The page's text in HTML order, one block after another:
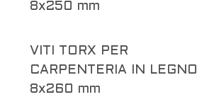
8x250 mm
VITI TORX PER
CARPENTERIA IN LEGNO
8x260 mm